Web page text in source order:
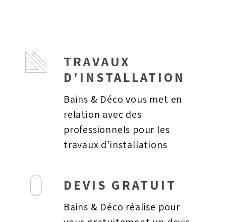
TRAVAUX
D'INSTALLATION
Bains & Déco vous met en
relation avec des
professionnels pour les
travaux d'installations
DEVIS GRATUIT
Bains & Déco réalise pour